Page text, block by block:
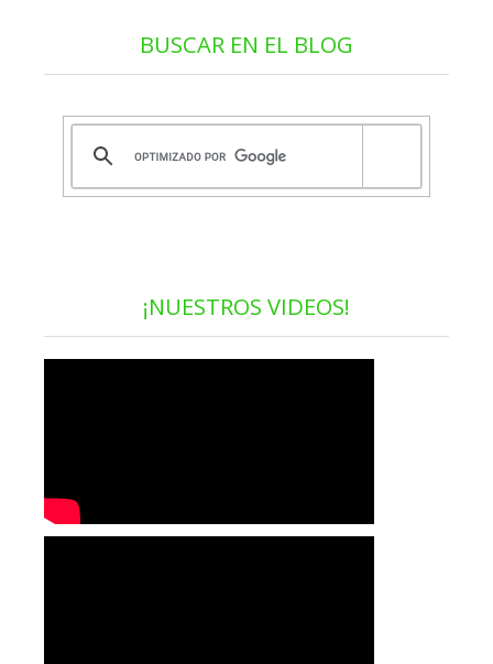
BUSCAR EN EL BLOG
¡NUESTROS VIDEOS!